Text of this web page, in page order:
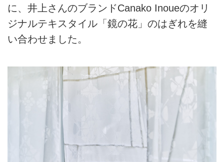
に、井上さんのブランドCanako Inoueのオリ
ジナルテキスタイル「鏡の花」のはぎれを縫
い合わせました。